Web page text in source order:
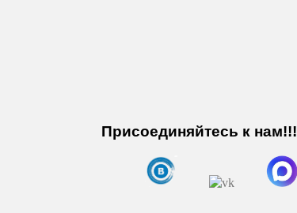
Присоединяйтесь к нам!!!